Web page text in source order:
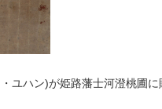
ユハン)が姫路藩士河澄桃圃に